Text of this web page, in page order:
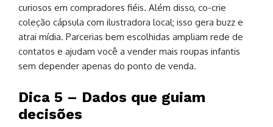
curiosos em compradores fiéis. Além disso, co-crie
coleção cápsula com ilustradora local; isso gera buzz e
atrai mídia. Parcerias bem escolhidas ampliam rede de
contatos e ajudam você a vender mais roupas infantis
sem depender apenas do ponto de venda.
Dica 5 – Dados que guiam
decisões